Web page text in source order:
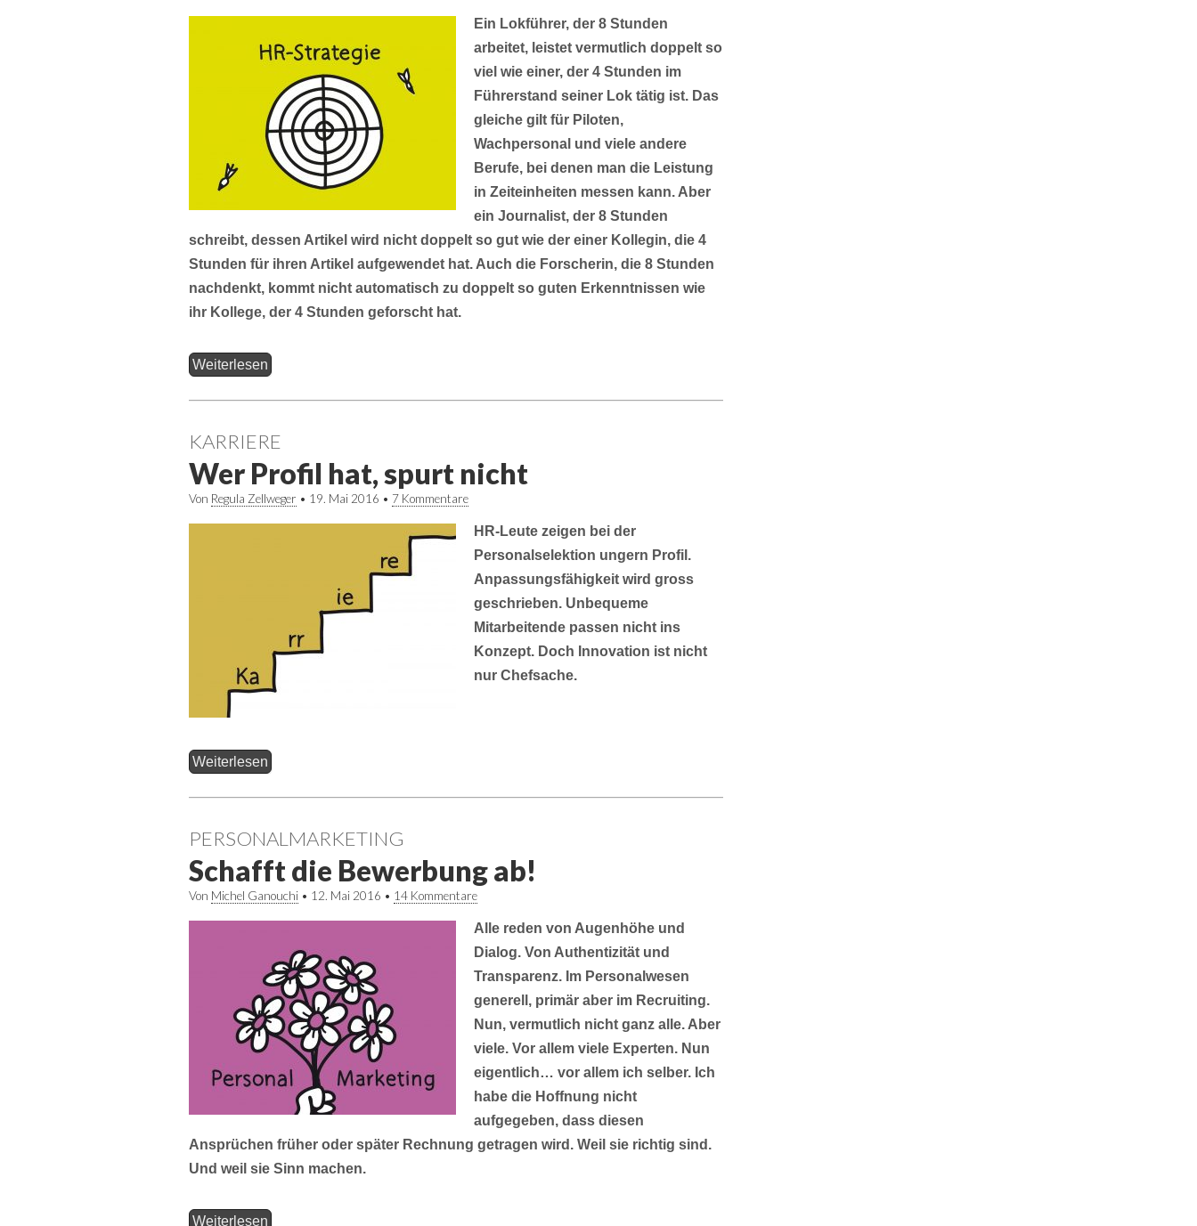
Ein Lokführer, der 8 Stunden
arbeitet, leistet vermutlich doppelt so
viel wie einer, der 4 Stunden im
Führerstand seiner Lok tätig ist. Das
gleiche gilt für Piloten,
Wachpersonal und viele andere
Berufe, bei denen man die Leistung
in Zeiteinheiten messen kann. Aber
ein Journalist, der 8 Stunden
schreibt, dessen Artikel wird nicht doppelt so gut wie der einer Kollegin, die 4
Stunden für ihren Artikel aufgewendet hat. Auch die Forscherin, die 8 Stunden
nachdenkt, kommt nicht automatisch zu doppelt so guten Erkenntnissen wie
ihr Kollege, der 4 Stunden geforscht hat.
Weiterlesen
KARRIERE
Wer Profil hat, spurt nicht
Von Regula Zellweger • 19. Mai 2016 • 7 Kommentare
HR-Leute zeigen bei der
Personalselektion ungern Profil.
Anpassungsfähigkeit wird gross
geschrieben. Unbequeme
Mitarbeitende passen nicht ins
Konzept. Doch Innovation ist nicht
nur Chefsache.
Weiterlesen
PERSONALMARKETING
Schafft die Bewerbung ab!
Von Michel Ganouchi • 12. Mai 2016 • 14 Kommentare
Alle reden von Augenhöhe und
Dialog. Von Authentizität und
Transparenz. Im Personalwesen
generell, primär aber im Recruiting.
Nun, vermutlich nicht ganz alle. Aber
viele. Vor allem viele Experten. Nun
eigentlich… vor allem ich selber. Ich
habe die Hoffnung nicht
aufgegeben, dass diesen
Ansprüchen früher oder später Rechnung getragen wird. Weil sie richtig sind.
Und weil sie Sinn machen.
Weiterlesen